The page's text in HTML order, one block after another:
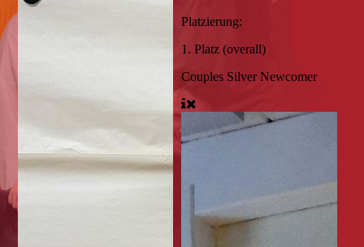
Platzierung:
1. Platz (overall)
Couples Silver Newcomer